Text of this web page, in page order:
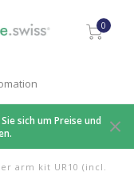
0
sich um Preise und
arm kit UR10 (incl.